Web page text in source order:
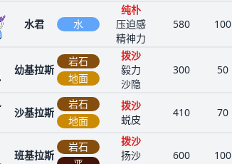
水君 水
纯朴
压迫感
精神力
580 100
幼基拉斯
岩石
地面
拨沙
毅力
沙隐
300 50
沙基拉斯
岩石
地面
拨沙
蜕皮
410 70
班基拉斯
岩石
拨沙
扬沙
600 100